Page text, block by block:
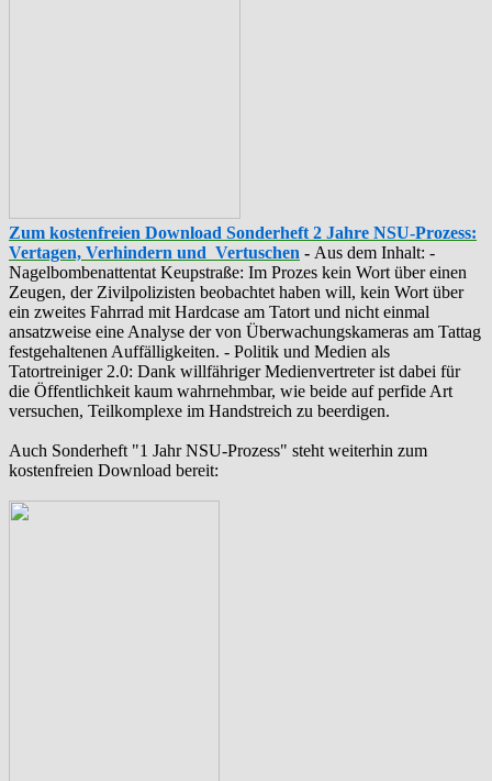
Zum kostenfreien Download Sonderheft 2 Jahre NSU-Prozess:
Vertagen, Verhindern und Vertuschen - Aus dem Inhalt: -
‪Nagelbombenattentat‬ ‎Keupstraße‬: Im Prozes kein Wort über einen
Zeugen, der Zivilpolizisten beobachtet haben will, kein Wort über
ein zweites Fahrrad mit Hardcase am Tatort und nicht einmal
ansatzweise eine Analyse der von Überwachungskameras am Tattag
festgehaltenen Auffälligkeiten. - Politik und Medien als
‪Tatortreiniger‬ 2.0: Dank willfähriger Medienvertreter ist dabei für
die Öffentlichkeit kaum wahrnehmbar, wie beide auf perfide Art
versuchen, Teilkomplexe im Handstreich zu beerdigen.
Auch Sonderheft "1 Jahr NSU-Prozess" steht weiterhin zum
kostenfreien Download bereit: